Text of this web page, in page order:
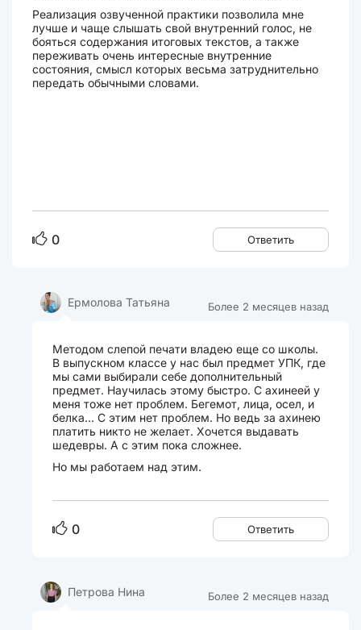
Реализация озвученной практики позволила мне
лучше и чаще слышать свой внутренний голос, не
бояться содержания итоговых текстов, а также
переживать очень интересные внутренние
состояния, смысл которых весьма затруднительно
передать обычными словами.
0 Ответить
Более 2 месяцев назад
Ермолова Татьяна
Методом слепой печати владею еще со школы.
В выпускном классе у нас был предмет УПК, где
мы сами выбирали себе дополнительный
предмет. Научилась этому быстро. С ахинеей у
меня тоже нет проблем. Бегемот, лица, осел, и
белка... С этим нет проблем. Но ведь за ахинею
платить никто не желает. Хочется выдавать
шедевры. А с этим пока сложнее.
Но мы работаем над этим.
0 Ответить
Более 2 месяцев назад
Петрова Нина